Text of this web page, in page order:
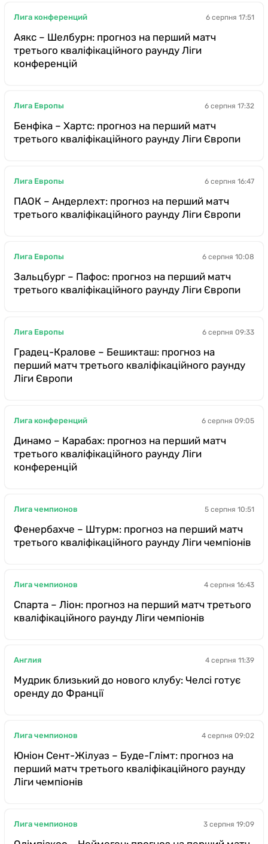
Лига конференций 6 серпня 17:51
Аякс – Шелбурн: прогноз на перший матч
третього кваліфікаційного раунду Ліги
конференцій
Лига Европы 6 серпня 17:32
Бенфіка – Хартс: прогноз на перший матч
третього кваліфікаційного раунду Ліги Європи
Лига Европы 6 серпня 16:47
ПАОК – Андерлехт: прогноз на перший матч
третього кваліфікаційного раунду Ліги Європи
Лига Европы 6 серпня 10:08
Зальцбург – Пафос: прогноз на перший матч
третього кваліфікаційного раунду Ліги Європи
Лига Европы 6 серпня 09:33
Градец-Кралове – Бешикташ: прогноз на
перший матч третього кваліфікаційного раунду
Ліги Європи
Лига конференций 6 серпня 09:05
Динамо – Карабах: прогноз на перший матч
третього кваліфікаційного раунду Ліги
конференцій
Лига чемпионов 5 серпня 10:51
Фенербахче – Штурм: прогноз на перший матч
третього кваліфікаційного раунду Ліги чемпіонів
Лига чемпионов 4 серпня 16:43
Спарта – Ліон: прогноз на перший матч третього
кваліфікаційного раунду Ліги чемпіонів
Англия 4 серпня 11:39
Мудрик близький до нового клубу: Челсі готує
оренду до Франції
Лига чемпионов 4 серпня 09:02
Юніон Сент-Жілуаз – Буде-Глімт: прогноз на
перший матч третього кваліфікаційного раунду
Ліги чемпіонів
Лига чемпионов 3 серпня 19:09